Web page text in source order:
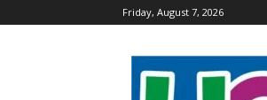
Friday, August 7, 2026